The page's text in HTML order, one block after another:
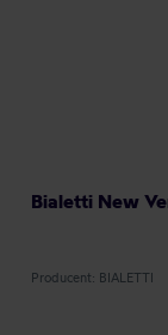
Bialetti New
Producent: BIALETTI